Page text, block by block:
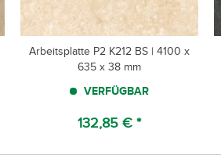
Arbeitsplatte P2 K212 BS | 4100 x
635 x 38 mm
VERFÜGBAR
132,85 € *